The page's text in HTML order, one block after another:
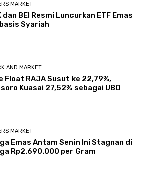
MARKET
dan BEI Resmi Luncurkan ETF Emas
Syariah
AND MARKET
Float RAJA Susut ke 22,79%,
Kuasai 27,52% sebagai UBO
MARKET
Emas Antam Senin Ini Stagnan di
Rp2.690.000 per Gram